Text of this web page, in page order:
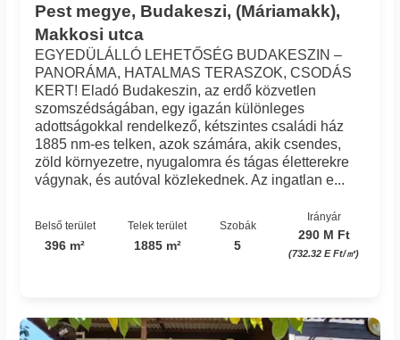
Pest megye, Budakeszi, (Máriamakk),
Makkosi utca
EGYEDÜLÁLLÓ LEHETŐSÉG BUDAKESZIN –
PANORÁMA, HATALMAS TERASZOK, CSODÁS
KERT! Eladó Budakeszin, az erdő közvetlen
szomszédságában, egy igazán különleges
adottságokkal rendelkező, kétszintes családi ház
1885 nm-es telken, azok számára, akik csendes,
zöld környezetre, nyugalomra és tágas életterekre
vágynak, és autóval közlekednek. Az ingatlan e...
Belső terület
396 m²
Telek terület
1885 m²
Szobák
5
Irányár
290 M Ft
(732.32 E Ft/㎡)